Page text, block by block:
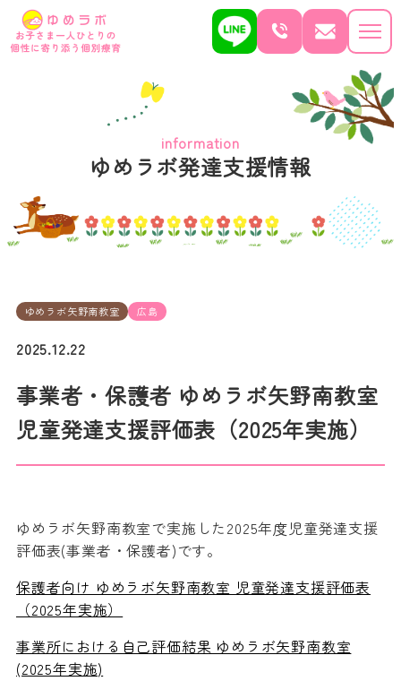
information
ゆめラボ発達支援情報
ゆめラボ矢野南教室 広島
2025.12.22
事業者・保護者 ゆめラボ矢野南教室
児童発達支援評価表（2025年実施）
ゆめラボ矢野南教室で実施した2025年度児童発達支援
評価表(事業者・保護者)です。
保護者向け ゆめラボ矢野南教室 児童発達支援評価表
（2025年実施）
事業所における自己評価結果 ゆめラボ矢野南教室
(2025年実施)